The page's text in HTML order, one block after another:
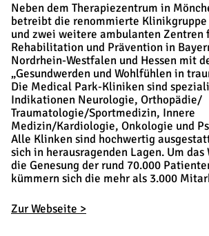
Neben dem Therapiezentrum in
betreibt die renommierte
und zwei weitere ambulanten Zentren
Rehabilitation und Prävention in
Nordrhein-Westfalen und Hessen mit
„Gesundwerden und Wohlfühlen in
Die Medical Park-Kliniken sind
Indikationen Neurologie, Orthopädie/
Traumatologie/Sportmedizin, Innere
Medizin/Kardiologie, Onkologie und
Alle Klinken sind hochwertig
sich in herausragenden Lagen. Um das
die Genesung der rund 70.000
kümmern sich die mehr als 3.000
Zur Webseite >